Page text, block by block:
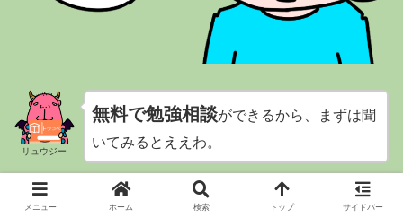
リュウジー
無料で勉強相談ができるから、まずは聞
いてみるとええわ。
＼まずは無料勉強相談から／
メニュー ホーム 検索 トップ サイドバー